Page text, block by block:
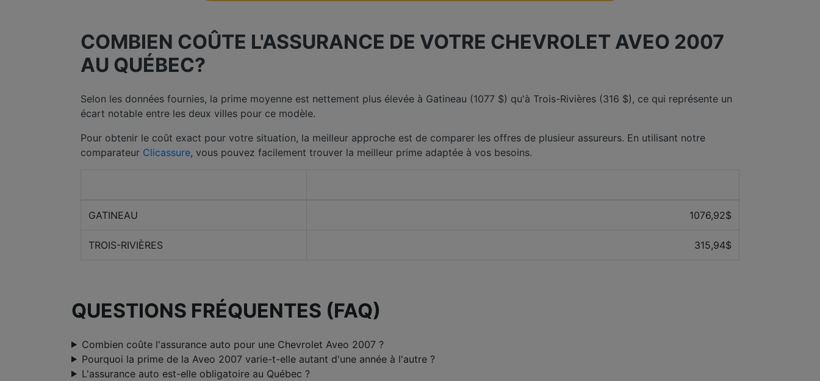
COMBIEN COÛTE L'ASSURANCE DE VOTRE CHEVROLET AVEO 2007
AU QUÉBEC?
Selon les données fournies, la prime moyenne est nettement plus élevée à Gatineau (1077 $) qu'à Trois-Rivières (316 $), ce qui représente un
écart notable entre les deux villes pour ce modèle.
Pour obtenir le coût exact pour votre situation, la meilleur approche est de comparer les offres de plusieur assureurs. En utilisant notre
comparateur Clicassure, vous pouvez facilement trouver la meilleur prime adaptée à vos besoins.
GATINEAU 1076,92$
TROIS-RIVIÈRES 315,94$
QUESTIONS FRÉQUENTES (FAQ)
Combien coûte l'assurance auto pour une Chevrolet Aveo 2007 ?
Pourquoi la prime de la Aveo 2007 varie-t-elle autant d'une année à l'autre ?
L'assurance auto est-elle obligatoire au Québec ?